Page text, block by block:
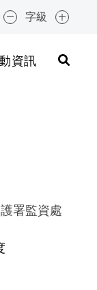
字級
資訊
:::
署監資處